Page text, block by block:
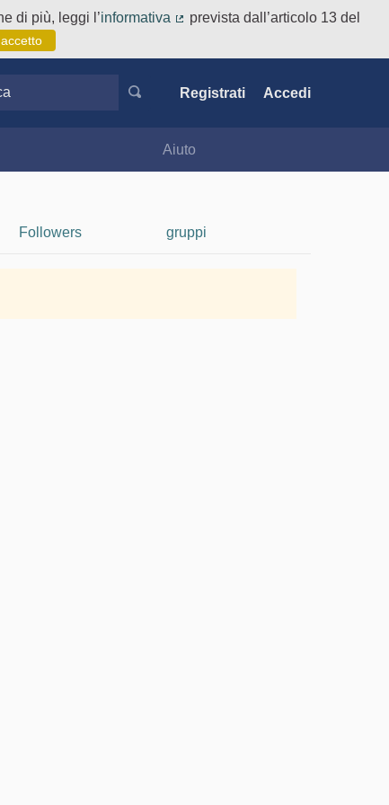
di più, leggi l’informativa
prevista dall’articolo 13 del
Registrati Accedi
Aiuto
Followers gruppi